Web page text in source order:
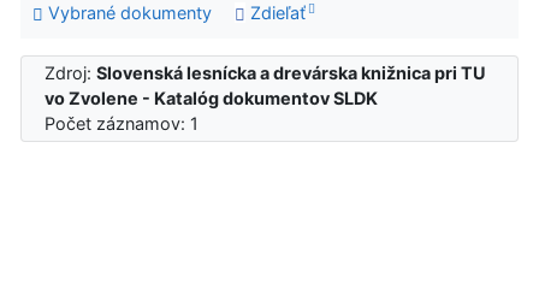
Vybrané dokumenty
Zdieľať
Zdroj:Slovenská lesnícka a drevárska knižnica pri TU
vo Zvolene - Katalóg dokumentov SLDK
Počet záznamov: 1